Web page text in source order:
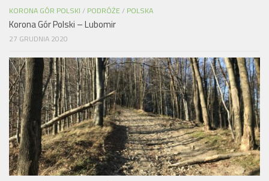
KORONA GÓR POLSKI / PODRÓŻE / POLSKA
Korona Gór Polski – Lubomir
27 GRUDNIA 2020